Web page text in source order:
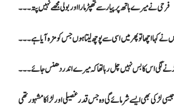
فرحی نے میرے ہاتھ پر پیار سے تھپڑ مارا اور بولی مجھے نہیں پتہ۔۔۔
نے کہا اچھا تو پھر میں اسی سے پوچھ لیتا ہوں جس کو مزہ آیا ہے۔۔۔
لگی اس کا بس نہیں چل رہا تھا کہ میرے اندر دھنس جائے ۔۔۔
لڑکی بھی ایسے شرمائے گی وہ جس قدر غصیلی اور لڑاکا مشہور تھی